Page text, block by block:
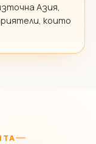
Азия,
които